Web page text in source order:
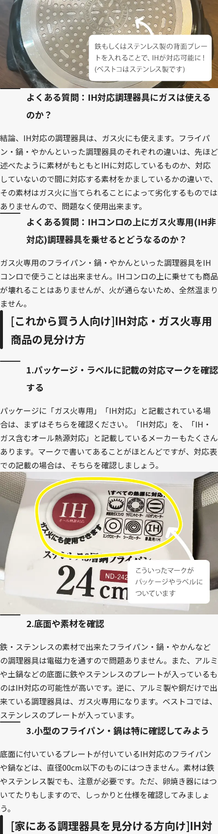
よくある質問：IH対応調理器具にガスは使える
のか？
結論、IH対応の調理器具は、ガス火にも使えます。フライパ
ン・鍋・やかんといった調理器具のそれぞれの違いは、先ほど
述べたように素材がもともとIHに対応しているものか、対応
していないので間に対応する素材をかましているかの違いで、
その素材はガス火に当てられることによって劣化するものでは
ありませんので、問題なく使用出来ます。
よくある質問：IHコンロの上にガス火専用(IH非
対応)調理器具を乗せるとどうなるのか？
ガス火専用のフライパン・鍋・やかんといった調理器具をIH
コンロで使うことは出来ません。IHコンロの上に乗せても商品
が壊れることはありませんが、火が通らないため、全然温まり
ません。
[これから買う人向け]IH対応・ガス火専用
商品の見分け方
1.パッケージ・ラベルに記載の対応マークを確認
する
パッケージに「ガス火専用」「IH対応」と記載されている場
合は、まずはそちらを確認ください。「IH対応」を、「IH・
ガス含むオール熱源対応」と記載しているメーカーもたくさん
あります。マークで書いてあることがほとんどですが、対応表
での記載の場合は、そちらを確認しましょう。
2.底面や素材を確認
鉄・ステンレスの素材で出来たフライパン・鍋・やかんなど
の調理器具は電磁力を通すので問題ありません。また、アルミ
や土鍋などの底面に鉄やステンレスのプレートが入っているも
のはIH対応の可能性が高いです。逆に、アルミ製や銅だけで出
来ている調理器具は、ガス火専用になります。ベストコでは、
ステンレスのプレートが入っています。
3.小型のフライパン・鍋は特に確認してみよう
底面に付いているプレートが付いているIH対応のフライパン
や鍋などは、直径00cm以下のものにはつきません。素材は鉄
やステンレス製でも、注意が必要です。ただ、卵焼き器にはつ
いてたりもしますので、しっかりと仕様を確認してみましょ
う。
[家にある調理器具を見分ける方向け]IH対